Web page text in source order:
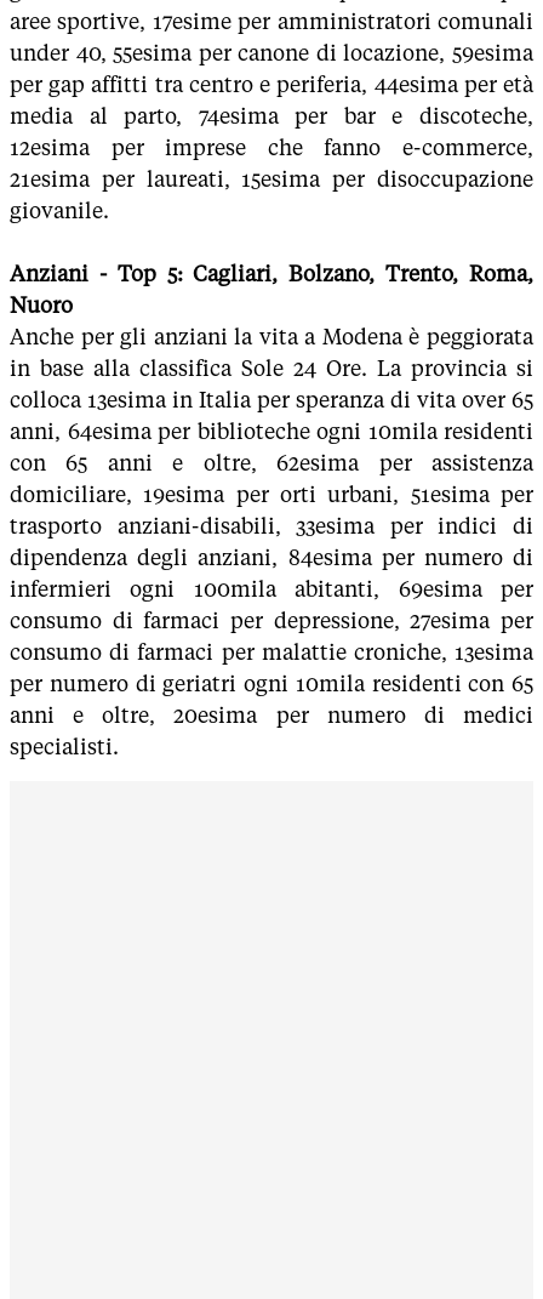
aree sportive, 17esime per amministratori comunali
under 40, 55esima per canone di locazione, 59esima
per gap affitti tra centro e periferia, 44esima per età
media al parto, 74esima per bar e discoteche,
12esima per imprese che fanno e-commerce,
21esima per laureati, 15esima per disoccupazione
giovanile.
Anziani - Top 5: Cagliari, Bolzano, Trento, Roma,
Nuoro
Anche per gli anziani la vita a Modena è peggiorata
in base alla classifica Sole 24 Ore. La provincia si
colloca 13esima in Italia per speranza di vita over 65
anni, 64esima per biblioteche ogni 10mila residenti
con 65 anni e oltre, 62esima per assistenza
domiciliare, 19esima per orti urbani, 51esima per
trasporto anziani-disabili, 33esima per indici di
dipendenza degli anziani, 84esima per numero di
infermieri ogni 100mila abitanti, 69esima per
consumo di farmaci per depressione, 27esima per
consumo di farmaci per malattie croniche, 13esima
per numero di geriatri ogni 10mila residenti con 65
anni e oltre, 20esima per numero di medici
specialisti.